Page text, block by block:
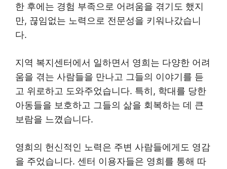
한 후에는 경험 부족으로 어려움을 겪기도 했지
만, 끊임없는 노력으로 전문성을 키워나갔습니
다.
지역 복지센터에서 일하면서 영희는 다양한 어려
움을 겪는 사람들을 만나고 그들의 이야기를 듣
고 위로하고 도와주었습니다. 특히, 학대를 당한
아동들을 보호하고 그들의 삶을 회복하는 데 큰
보람을 느꼈습니다.
영희의 헌신적인 노력은 주변 사람들에게도 영감
을 주었습니다. 센터 이용자들은 영희를 통해 따